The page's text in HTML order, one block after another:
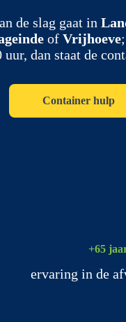
de slag gaat in
of Vrijhoeve
dan staat de
Container hulp
+65
ervaring in de